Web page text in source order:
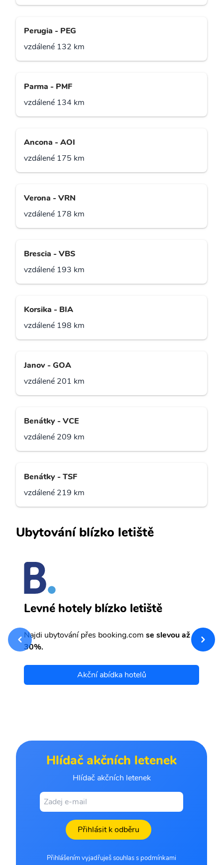
Perugia - PEG
vzdálené 132 km
Parma - PMF
vzdálené 134 km
Ancona - AOI
vzdálené 175 km
Verona - VRN
vzdálené 178 km
Brescia - VBS
vzdálené 193 km
Korsika - BIA
vzdálené 198 km
Janov - GOA
vzdálené 201 km
Benátky - VCE
vzdálené 209 km
Benátky - TSF
vzdálené 219 km
Ubytování blízko letiště
Levné hotely blízko letiště
Najdi ubytování přes booking.com se slevou až
30%.
Akční abídka hotelů
Hlídač akčních letenek
Hlídač akčních letenek
Přihlásit k odběru
Přihlášením vyjadřuješ souhlas s podmínkami